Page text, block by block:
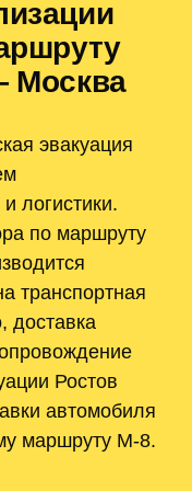
Москва
эвакуация
логистики.
по маршруту
транспортная
доставка
Ростов
автомобиля
маршруту М-8.